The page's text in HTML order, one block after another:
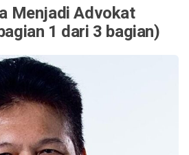
Menjadi Advokat
1 dari 3 bagian)